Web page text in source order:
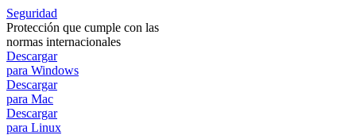
Seguridad
Protección que cumple con las
normas internacionales
Descargar
para Windows
Descargar
para Mac
Descargar
para Linux